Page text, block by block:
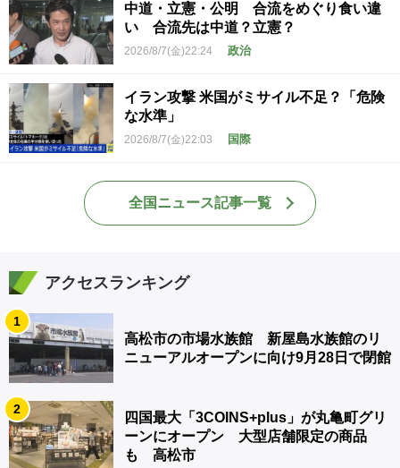
中道・立憲・公明 合流をめぐり食い違
い 合流先は中道？立憲？
2026/8/7(金)22:24 政治
イラン攻撃 米国がミサイル不足？「危険
な水準」
2026/8/7(金)22:03 国際
全国ニュース記事一覧
アクセスランキング
1
高松市の市場水族館 新屋島水族館のリ
ニューアルオープンに向け9月28日で閉館
2
四国最大「3COINS+plus」が丸亀町グリ
ーンにオープン 大型店舗限定の商品
も 高松市